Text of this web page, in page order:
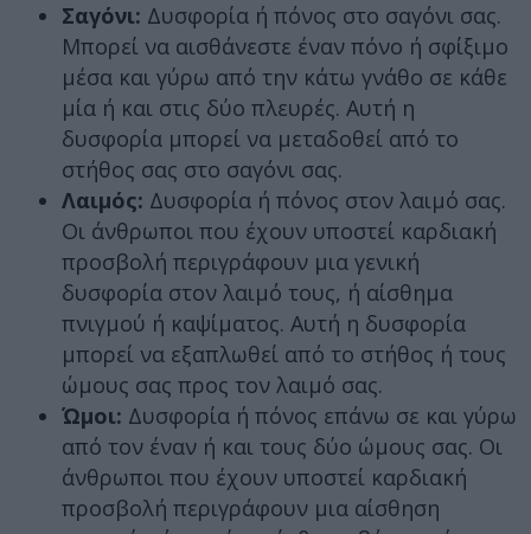
Σαγόνι: Δυσφορία ή πόνος στο σαγόνι σας.
Μπορεί να αισθάνεστε έναν πόνο ή σφίξιμο
μέσα και γύρω από την κάτω γνάθο σε κάθε
μία ή και στις δύο πλευρές. Αυτή η
δυσφορία μπορεί να μεταδοθεί από το
στήθος σας στο σαγόνι σας.
Λαιμός: Δυσφορία ή πόνος στον λαιμό σας.
Οι άνθρωποι που έχουν υποστεί καρδιακή
προσβολή περιγράφουν μια γενική
δυσφορία στον λαιμό τους, ή αίσθημα
πνιγμού ή καψίματος. Αυτή η δυσφορία
μπορεί να εξαπλωθεί από το στήθος ή τους
ώμους σας προς τον λαιμό σας.
Ώμοι: Δυσφορία ή πόνος επάνω σε και γύρω
από τον έναν ή και τους δύο ώμους σας. Οι
άνθρωποι που έχουν υποστεί καρδιακή
προσβολή περιγράφουν μια αίσθηση